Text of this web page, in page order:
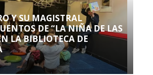
Y SU MAGISTRAL
DE “LA NIÑA DE LAS
LA BIBLIOTECA DE